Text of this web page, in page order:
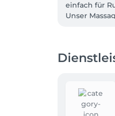
einfach für
Unser